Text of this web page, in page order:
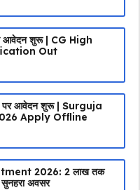
पर आवेदन शुरू | CG High
Out
पर आवेदन शुरू | Surguja
Apply Offline
2026: ₹2 लाख तक
सुनहरा अवसर